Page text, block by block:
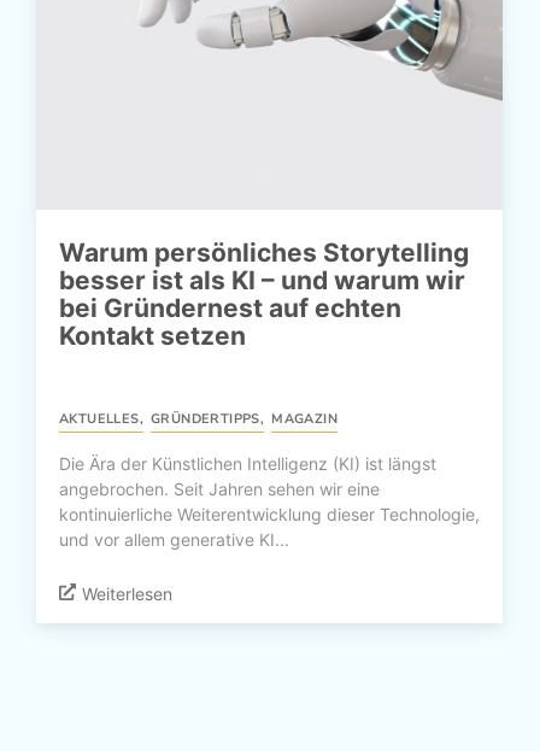
Warum persönliches Storytelling
besser ist als KI – und warum wir
bei Gründernest auf echten
Kontakt setzen
AKTUELLES, GRÜNDERTIPPS, MAGAZIN
Die Ära der Künstlichen Intelligenz (KI) ist längst
angebrochen. Seit Jahren sehen wir eine
kontinuierliche Weiterentwicklung dieser Technologie,
und vor allem generative KI...
Weiterlesen